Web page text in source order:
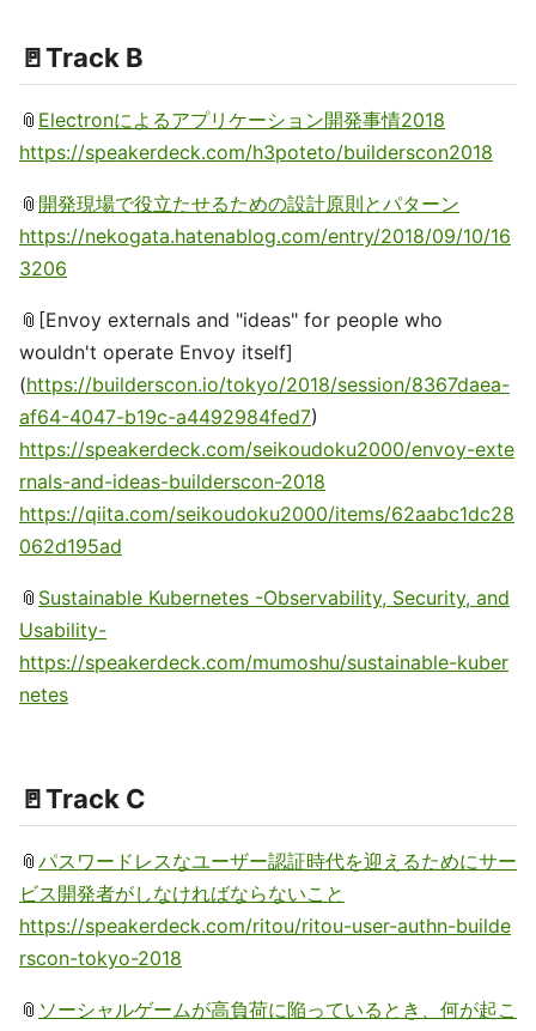
🚪Track B
📎 Electronによるアプリケーション開発事情2018
https://speakerdeck.com/h3poteto/builderscon2018
📎 開発現場で役立たせるための設計原則とパターン
https://nekogata.hatenablog.com/entry/2018/09/10/16
3206
📎[Envoy externals and "ideas" for people who
wouldn't operate Envoy itself]
(https://builderscon.io/tokyo/2018/session/8367daea-
af64-4047-b19c-a4492984fed7)
https://speakerdeck.com/seikoudoku2000/envoy-exte
rnals-and-ideas-builderscon-2018
https://qiita.com/seikoudoku2000/items/62aabc1dc28
062d195ad
📎 Sustainable Kubernetes -Observability, Security, and
Usability-
https://speakerdeck.com/mumoshu/sustainable-kuber
netes
🚪Track C
📎 パスワードレスなユーザー認証時代を迎えるためにサー
ビス開発者がしなければならないこと
https://speakerdeck.com/ritou/ritou-user-authn-builde
rscon-tokyo-2018
📎 ソーシャルゲームが高負荷に陥っているとき、何が起こ